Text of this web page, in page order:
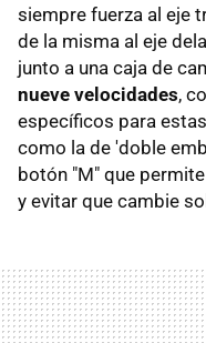
siempre fuerza al eje
de la misma al eje
junto a una caja de
nueve velocidades,
específicos para
como la de 'doble
botón "M" que
y evitar que cambie